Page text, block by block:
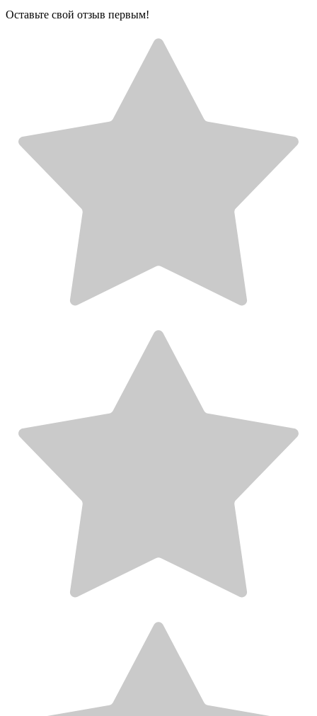
Оставьте свой отзыв первым!